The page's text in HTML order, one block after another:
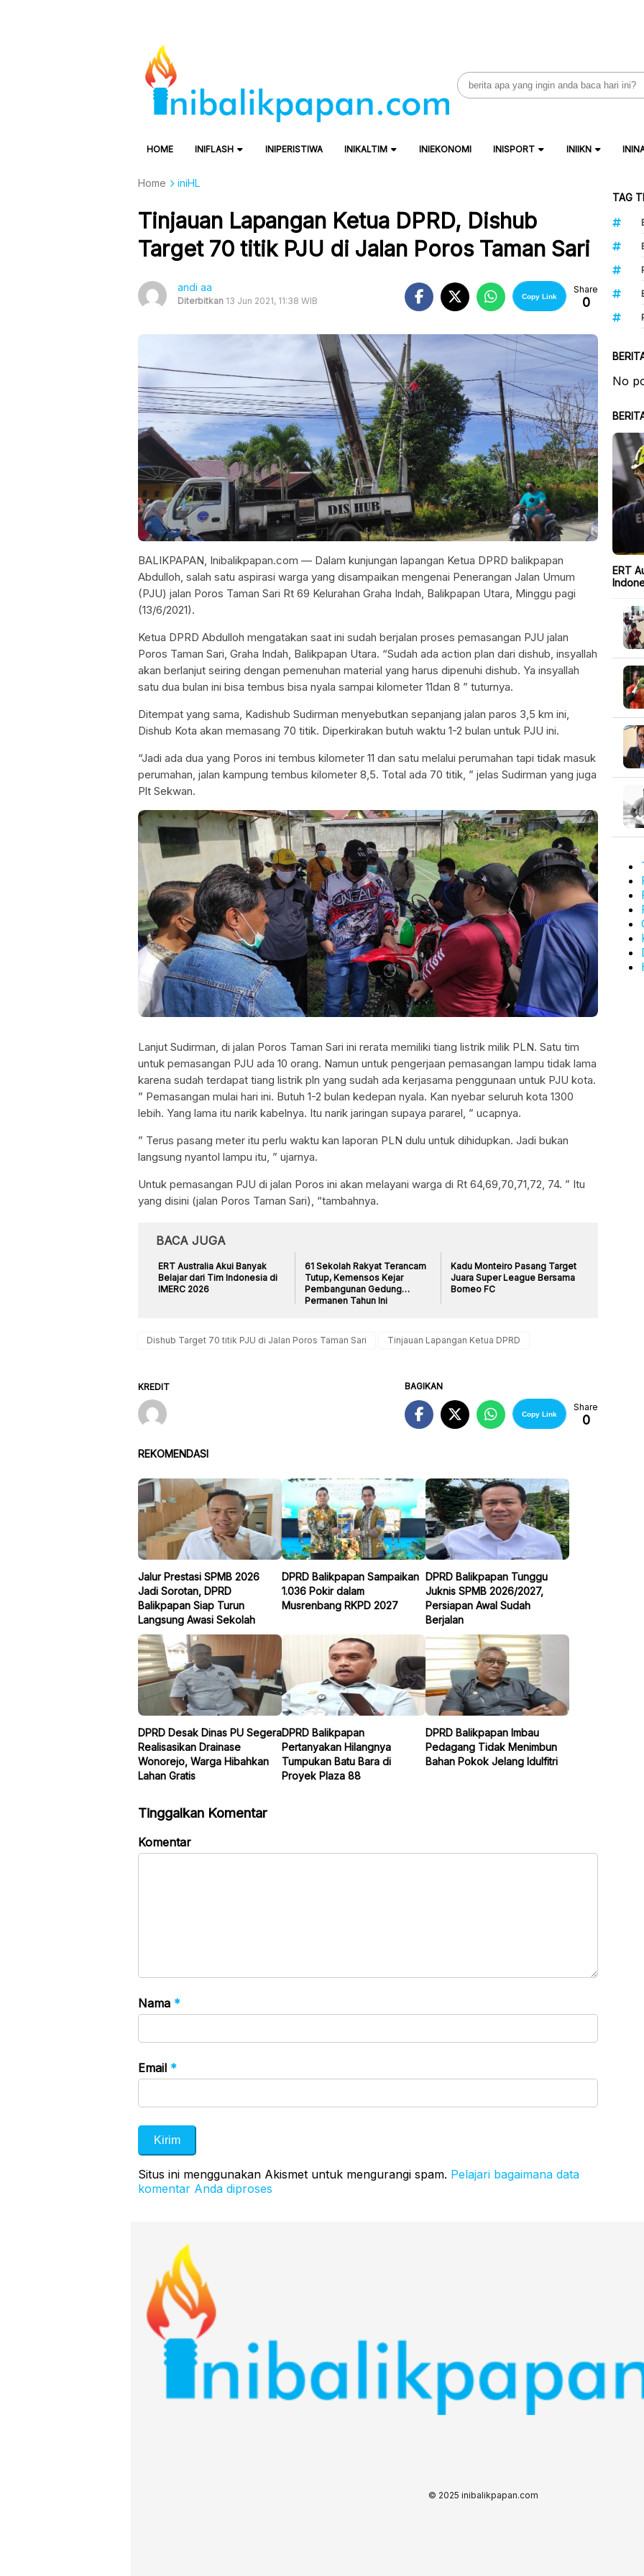
Search
for:
HOME INIFLASH INIPERISTIWA INIKALTIM INIEKONOMI INISPORT INIIKN
Home iniHL
Tinjauan Lapangan Ketua DPRD, Dishub
Target 70 titik PJU di Jalan Poros Taman Sari
andi aa
Diterbitkan 13 Jun 2021, 11:38 WIB Copy Link
Share
0
BALIKPAPAN, Inibalikpapan.com — Dalam kunjungan lapangan Ketua DPRD balikpapan
Abdulloh, salah satu aspirasi warga yang disampaikan mengenai Penerangan Jalan Umum
(PJU) jalan Poros Taman Sari Rt 69 Kelurahan Graha Indah, Balikpapan Utara, Minggu pagi
(13/6/2021).
Ketua DPRD Abdulloh mengatakan saat ini sudah berjalan proses pemasangan PJU jalan
Poros Taman Sari, Graha Indah, Balikpapan Utara. “Sudah ada action plan dari dishub, insyallah
akan berlanjut seiring dengan pemenuhan material yang harus dipenuhi dishub. Ya insyallah
satu dua bulan ini bisa tembus bisa nyala sampai kilometer 11dan 8 ” tuturnya.
Ditempat yang sama, Kadishub Sudirman menyebutkan sepanjang jalan paros 3,5 km ini,
Dishub Kota akan memasang 70 titik. Diperkirakan butuh waktu 1-2 bulan untuk PJU ini.
“Jadi ada dua yang Poros ini tembus kilometer 11 dan satu melalui perumahan tapi tidak masuk
perumahan, jalan kampung tembus kilometer 8,5. Total ada 70 titik, ” jelas Sudirman yang juga
Plt Sekwan.
Lanjut Sudirman, di jalan Poros Taman Sari ini rerata memiliki tiang listrik milik PLN. Satu tim
untuk pemasangan PJU ada 10 orang. Namun untuk pengerjaan pemasangan lampu tidak lama
karena sudah terdapat tiang listrik pln yang sudah ada kerjasama penggunaan untuk PJU kota.
” Pemasangan mulai hari ini. Butuh 1-2 bulan kedepan nyala. Kan nyebar seluruh kota 1300
lebih. Yang lama itu narik kabelnya. Itu narik jaringan supaya pararel, ” ucapnya.
” Terus pasang meter itu perlu waktu kan laporan PLN dulu untuk dihidupkan. Jadi bukan
langsung nyantol lampu itu, ” ujarnya.
Untuk pemasangan PJU di jalan Poros ini akan melayani warga di Rt 64,69,70,71,72, 74. ” Itu
yang disini (jalan Poros Taman Sari), “tambahnya.
BACA JUGA
ERT Australia Akui Banyak
Belajar dari Tim Indonesia di
IMERC 2026
61 Sekolah Rakyat Terancam
Tutup, Kemensos Kejar
Pembangunan Gedung
Permanen Tahun Ini
Kadu Monteiro Pasang Target
Juara Super League Bersama
Borneo FC
Dishub Target 70 titik PJU di Jalan Poros Taman Sari Tinjauan Lapangan Ketua DPRD
KREDIT BAGIKAN
Copy Link
Share
0
REKOMENDASI
Jalur Prestasi SPMB 2026
Jadi Sorotan, DPRD
Balikpapan Siap Turun
Langsung Awasi Sekolah
DPRD Balikpapan Sampaikan
1.036 Pokir dalam
Musrenbang RKPD 2027
DPRD Balikpapan Tunggu
Juknis SPMB 2026/2027,
Persiapan Awal Sudah
Berjalan
DPRD Desak Dinas PU Segera
Realisasikan Drainase
Wonorejo, Warga Hibahkan
Lahan Gratis
DPRD Balikpapan
Pertanyakan Hilangnya
Tumpukan Batu Bara di
Proyek Plaza 88
DPRD Balikpapan Imbau
Pedagang Tidak Menimbun
Bahan Pokok Jelang Idulfitri
Tinggalkan Komentar
Komentar
Nama *
Email *
Situs ini menggunakan Akismet untuk mengurangi spam. Pelajari bagaimana data
komentar Anda diproses
TAG
No
ERT
© 2025 inibalikpapan.com